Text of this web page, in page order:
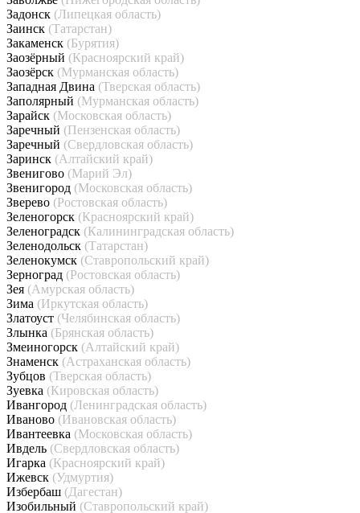
Задонск (Липецкая область)
Заинск (Татарстан)
Закаменск (Бурятия)
Заозёрный (Красноярский край)
Заозёрск (Мурманская область)
Западная Двина (Тверская область)
Заполярный (Мурманская область)
Зарайск (Московская область)
Заречный (Пензенская область)
Заречный (Свердловская область)
Заринск (Алтайский край)
Звенигово (Марий Эл)
Звенигород (Московская область)
Зверево (Ростовская область)
Зеленогорск (Красноярский край)
Зеленоградск (Калининградская область)
Зеленодольск (Татарстан)
Зеленокумск (Ставропольский край)
Зерноград (Ростовская область)
Зея (Амурская область)
Зима (Иркутская область)
Златоуст (Челябинская область)
Злынка (Брянская область)
Змеиногорск (Алтайский край)
Знаменск (Астраханская область)
Зубцов (Тверская область)
Зуевка (Кировская область)
Ивангород (Ленинградская область)
Иваново (Ивановская область)
Ивантеевка (Московская область)
Ивдель (Свердловская область)
Игарка (Красноярский край)
Ижевск (Удмуртия)
Избербаш (Дагестан)
Изобильный (Ставропольский край)